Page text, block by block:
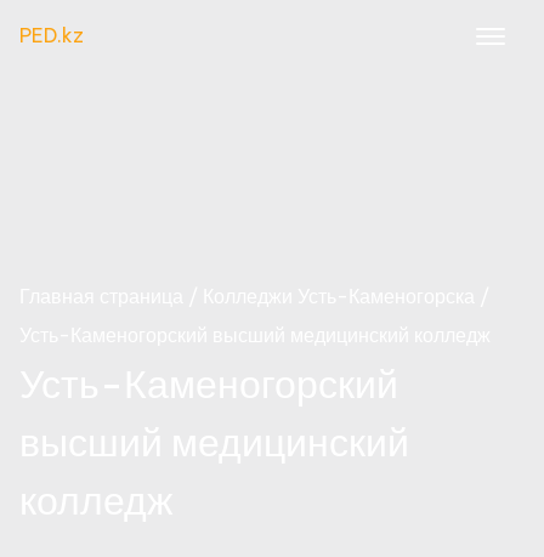
PED.kz